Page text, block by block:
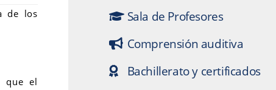
de los
que el
Sala de Profesores
Comprensión auditiva
Bachillerato y certificados